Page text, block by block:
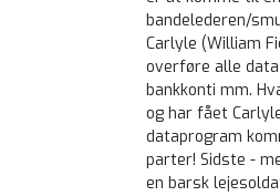
bandelederen/
Carlyle (William
overføre alle
bankkonti mm.
og har fået
dataprogram
parter! Sidste -
en barsk